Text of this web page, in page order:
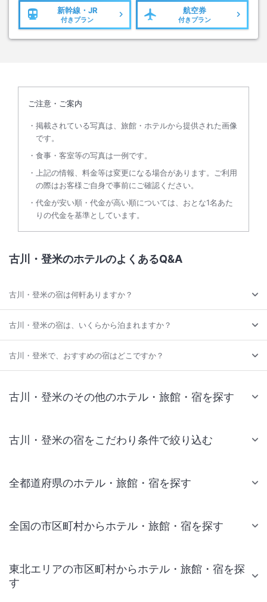
新幹線・JR
付きプラン
航空券
付きプラン
ご注意・ご案内
掲載されている写真は、旅館・ホテルから提供された画像
です。
食事・客室等の写真は一例です。
上記の情報、料金等は変更になる場合があります。ご利用
の際はお客様ご自身で事前にご確認ください。
代金が安い順・代金が高い順については、おとな1名あた
りの代金を基準としています。
古川・登米のホテルのよくあるQ&A
古川・登米の宿は何軒ありますか？
古川・登米の宿は、いくらから泊まれますか？
古川・登米で、おすすめの宿はどこですか？
古川・登米のその他のホテル・旅館・宿を探す
古川・登米の宿をこだわり条件で絞り込む
全都道府県のホテル・旅館・宿を探す
全国の市区町村からホテル・旅館・宿を探す
東北エリアの市区町村からホテル・旅館・宿を探
す